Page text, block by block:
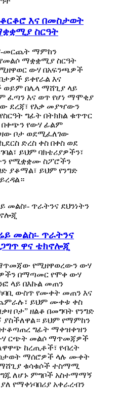
እና በመስታወት
ስርዓት
መርጨት ማምከን
ማቋቋሚያ ስርዓት
ውሃ በአፍንጫዎች
ይቀየራል እና
በሌላ ማሸጊያ ላይ
ፈጣን እና ወጥ የሆነ ማሞቂያ
ደረጃ፣ የእቃ መያዣውን
ግፊት በትክክል ቁጥጥር
በቀጭን የውሃ ፊልም
ቦታ ወደሚፈለገው
ድረስ ቀስ በቀስ ወደ
ይህም ባክቴሪያዎችን፣
የሚቋቋሙ ስፖሮችን
ያቆማል፣ ይህም የንግድ
መልስ፡- ጥራትንና
ዋና ቴክኖሎጂ
የሚዘዋወረውን ውሃ
በማጣመር የሞቀ ውሃ
ላይ በእኩል መጠን
ውስጥ የሙቀት መጠን እና
ይህም ሙቀቱ ቀስ
ቦታ” ዘልቆ በመግባት የንግድ
ያስችለዋል። ይህም የማምከን
ግፊት ማቀዝቀዝን
ርጭት መልሶ ማጥመጃዎች
ከረጢቶች፣ የብረት
ማሰሮዎች ላሉ ሙቀት
ቁሳቁሶች ተስማሚ
ለሆኑ ምግቦች አስተማማኝ
የማቀነባበሪያ አቀራረብን